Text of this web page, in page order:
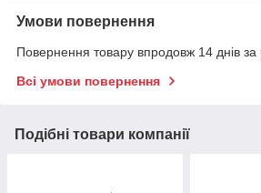
Умови повернення
Повернення товару впродовж 14 днів за
Всі умови повернення
Подібні товари компанії